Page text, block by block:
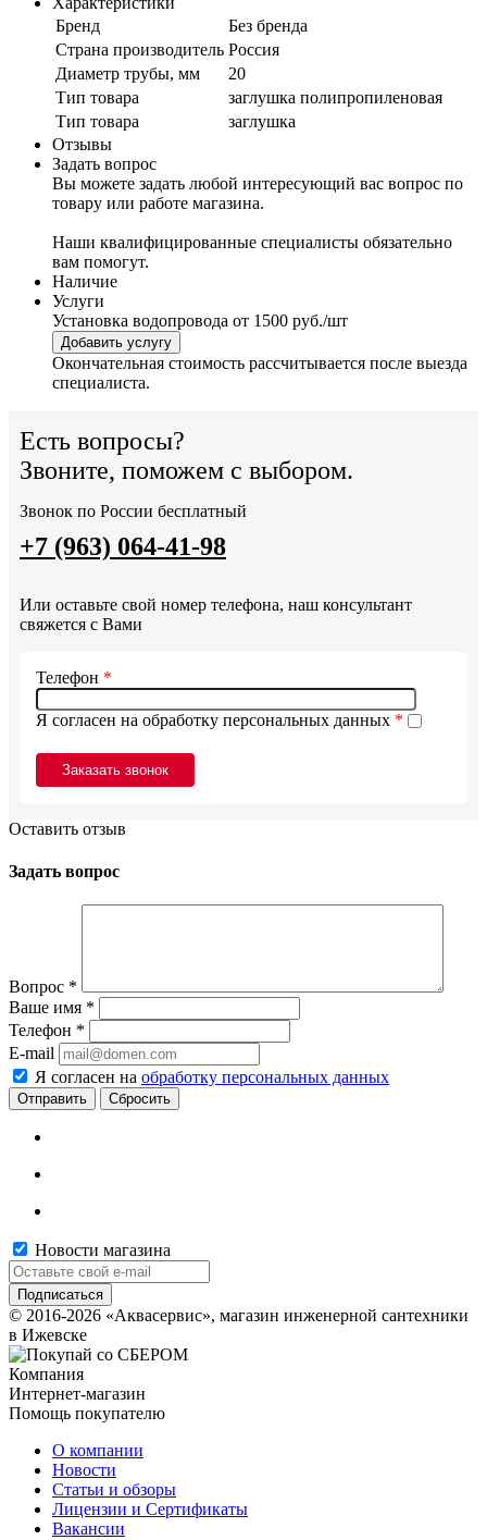
Бренд
Без бренда
Страна производитель Россия
Диаметр трубы, мм
20
Тип товара
заглушка полипропиленовая
Тип товара
заглушка
Отзывы
Задать вопрос
Вы можете задать любой интересующий вас вопрос по
товару или работе магазина.
Наши квалифицированные специалисты обязательно
вам помогут.
Наличие
Услуги
Установка водопровода от 1500 руб./шт
Добавить услугу
Окончательная стоимость рассчитывается после выезда
специалиста.
Есть вопросы?
Звоните, поможем с выбором.
Звонок по России бесплатный
+7 (963) 064-41-98
Или оставьте свой номер телефона, наш консультант
свяжется с Вами
Я согласен на обработку персональных данных *
Телефон *
Оставить отзыв
Задать вопрос
Вопрос *
Ваше имя *
Телефон *
E-mail
Я согласен на обработку персональных данных
Сбросить
Новости магазина
© 2016-2026 «Аквасервис», магазин инженерной сантехники
в Ижевске
Компания
Интернет-магазин
Помощь покупателю
О компании
Новости
Статьи и обзоры
Лицензии и Сертификаты
Вакансии